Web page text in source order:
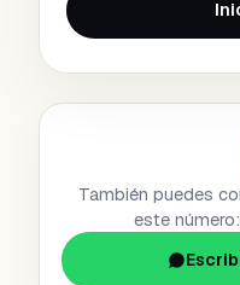
También puedes
este número: